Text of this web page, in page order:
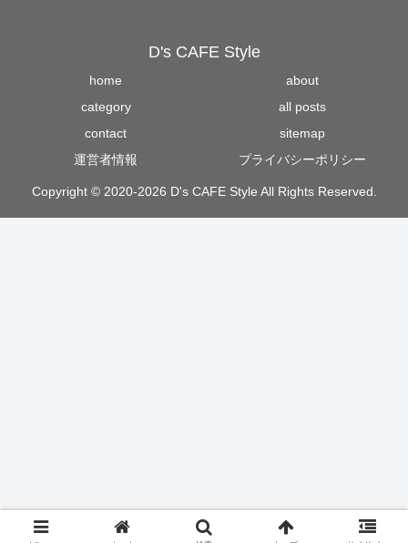
D's CAFE Style
home
about
category
all posts
contact
sitemap
運営者情報
プライバシーポリシー
Copyright © 2020-2026 D's CAFE Style All Rights Reserved.